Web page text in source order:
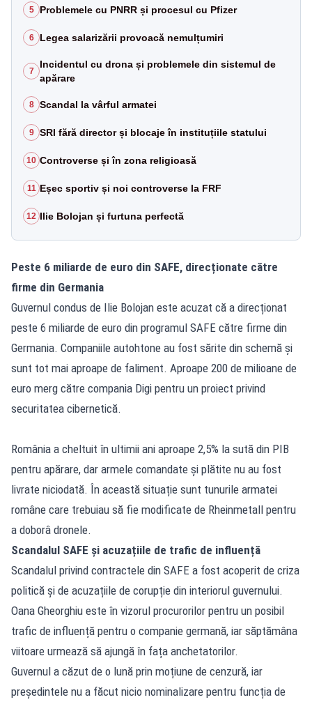
5 Problemele cu PNRR și procesul cu Pfizer
6 Legea salarizării provoacă nemulțumiri
7
Incidentul cu drona și problemele din sistemul de
apărare
8 Scandal la vârful armatei
9 SRI fără director și blocaje în instituțiile statului
10 Controverse și în zona religioasă
11 Eșec sportiv și noi controverse la FRF
12 Ilie Bolojan și furtuna perfectă
Peste 6 miliarde de euro din SAFE, direcționate către
firme din Germania
Guvernul condus de Ilie Bolojan este acuzat că a direcționat
peste 6 miliarde de euro din programul SAFE către firme din
Germania. Companiile autohtone au fost sărite din schemă și
sunt tot mai aproape de faliment. Aproape 200 de milioane de
euro merg către compania Digi pentru un proiect privind
securitatea cibernetică.
România a cheltuit în ultimii ani aproape 2,5% la sută din PIB
pentru apărare, dar armele comandate și plătite nu au fost
livrate niciodată. În această situație sunt tunurile armatei
române care trebuiau să fie modificate de Rheinmetall pentru
a doborâ dronele.
Scandalul SAFE și acuzațiile de trafic de influență
Scandalul privind contractele din SAFE a fost acoperit de criza
politică și de acuzațiile de corupție din interiorul guvernului.
Oana Gheorghiu este în vizorul procurorilor pentru un posibil
trafic de influență pentru o companie germană, iar săptămâna
viitoare urmează să ajungă în fața anchetatorilor.
Guvernul a căzut de o lună prin moțiune de cenzură, iar
președintele nu a făcut nicio nominalizare pentru funcția de